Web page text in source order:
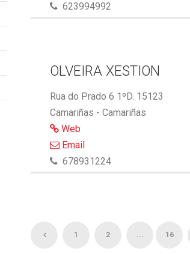
623994992
OLVEIRA XESTION
Rua do Prado 6 1ºD. 15123
Camariñas - Camariñas
Web
Email
678931224
1 2 ... 16